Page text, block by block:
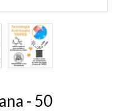
- 50